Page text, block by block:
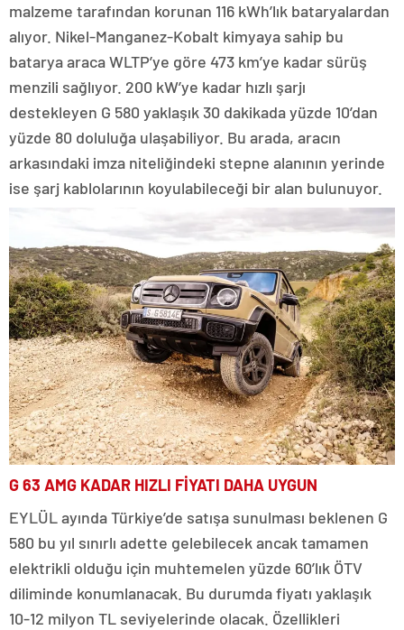
malzeme tarafından korunan 116 kWh’lık bataryalardan
alıyor. Nikel-Manganez-Kobalt kimyaya sahip bu
batarya araca WLTP’ye göre 473 km’ye kadar sürüş
menzili sağlıyor. 200 kW’ye kadar hızlı şarjı
destekleyen G 580 yaklaşık 30 dakikada yüzde 10’dan
yüzde 80 doluluğa ulaşabiliyor. Bu arada, aracın
arkasındaki imza niteliğindeki stepne alanının yerinde
ise şarj kablolarının koyulabileceği bir alan bulunuyor.
G 63 AMG KADAR HIZLI FİYATI DAHA UYGUN
EYLÜL ayında Türkiye’de satışa sunulması beklenen G
580 bu yıl sınırlı adette gelebilecek ancak tamamen
elektrikli olduğu için muhtemelen yüzde 60’lık ÖTV
diliminde konumlanacak. Bu durumda fiyatı yaklaşık
10-12 milyon TL seviyelerinde olacak. Özellikleri